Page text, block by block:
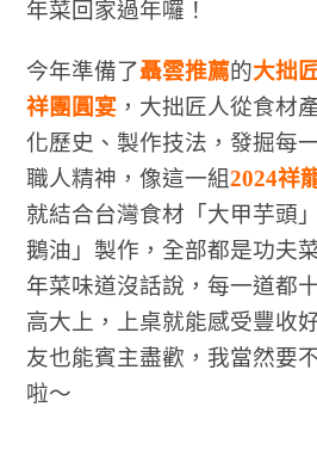
年菜回家過年囉！
今年準備了聶雲推薦的大拙
祥團圓宴，大拙匠人從食材
化歷史、製作技法，發掘每
職人精神，像這一組2024祥
就結合台灣食材「大甲芋頭
鵝油」製作，全部都是功夫
年菜味道沒話說，每一道都
高大上，上桌就能感受豐收
友也能賓主盡歡，我當然要
啦～